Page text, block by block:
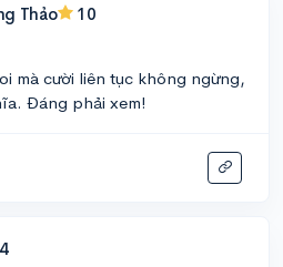
Thảo 10
mà cười liên tục không ngừng,
Đáng phải xem!